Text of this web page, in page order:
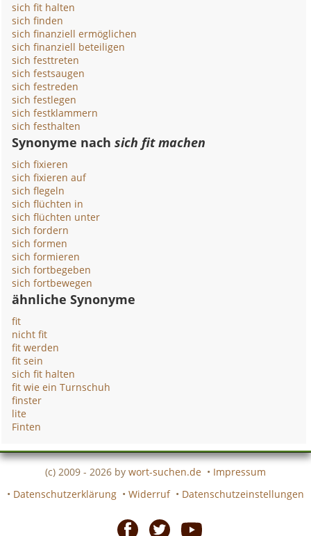
sich fit halten
sich finden
sich finanziell ermöglichen
sich finanziell beteiligen
sich festtreten
sich festsaugen
sich festreden
sich festlegen
sich festklammern
sich festhalten
Synonyme nachsich fit machen
sich fixieren
sich fixieren auf
sich flegeln
sich flüchten in
sich flüchten unter
sich fordern
sich formen
sich formieren
sich fortbegeben
sich fortbewegen
ähnliche Synonyme
fit
nicht fit
fit werden
fit sein
sich fit halten
fit wie ein Turnschuh
finster
lite
Finten
(c) 2009 - 2026 by wort-suchen.de • Impressum
• Datenschutzerklärung • Widerruf • Datenschutzeinstellungen